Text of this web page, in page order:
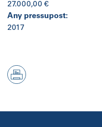
27.000,00 €
Any pressupost:
2017